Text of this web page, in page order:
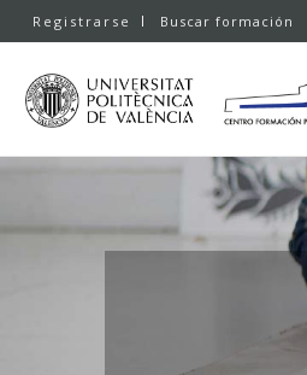
Registrarse Buscar formación